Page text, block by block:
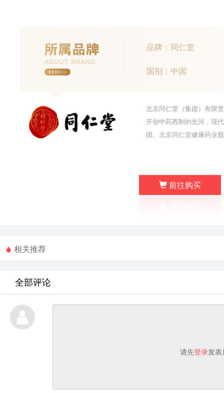
品牌：同仁堂
国别：中国
北京同仁堂（集团）有限
开创中药西制的先河，现
团。北京同仁堂健康药业
前往购买
相关推荐
全部评论
请先登录发表